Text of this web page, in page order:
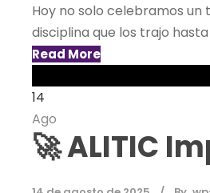
Hoy no solo celebramos un
disciplina que los trajo
Read More
14
Ago
🚀 ALITIC